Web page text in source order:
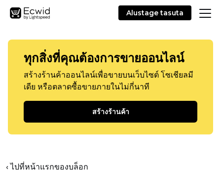
Alustage tasuta
ทุกสิ่งที่คุณต้องการขายออนไลน์
สร้างร้านค้าออนไลน์เพื่อขายบนเว็บไซต์ โซเชียลมี
เดีย หรือตลาดซื้อขายภายในไม่กี่นาที
สร้างร้านค้า
‹ ไปที่หน้าแรกของบล็อก